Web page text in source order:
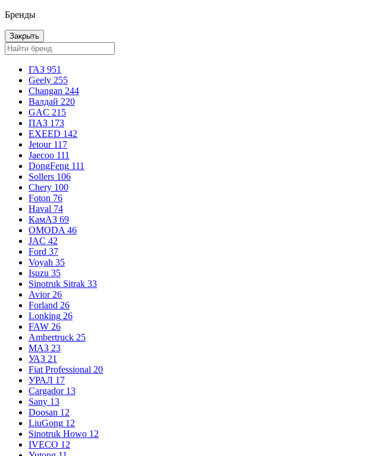
Бренды
Закрыть
ГАЗ 951
Geely 255
Changan 244
Валдай 220
GAC 215
ПАЗ 173
EXEED 142
Jetour 117
Jaecoo 111
DongFeng 111
Sollers 106
Chery 100
Foton 76
Haval 74
КамАЗ 69
OMODA 46
JAC 42
Ford 37
Voyah 35
Isuzu 35
Sinotruk Sitrak 33
Avior 26
Forland 26
Lonking 26
FAW 26
Ambertruck 25
МАЗ 23
УАЗ 21
Fiat Professional 20
УРАЛ 17
Cargador 13
Sany 13
Doosan 12
LiuGong 12
Sinotruk Howo 12
IVECO 12